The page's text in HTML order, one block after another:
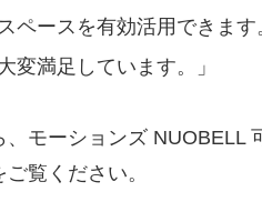
ペースを有効活用できます
変満足しています。」
モーションズ NUOBELL
覧ください。